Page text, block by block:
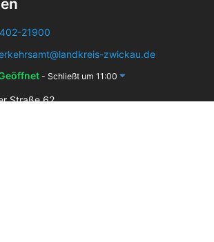
21900
zwickau.de
- Schließt um 11:00
Straße 62,